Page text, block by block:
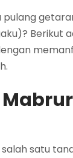
Berikut
satu